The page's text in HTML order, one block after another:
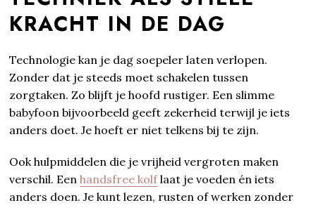
KRACHT IN DE DAG
Technologie kan je dag soepeler laten verlopen.
Zonder dat je steeds moet schakelen tussen
zorgtaken. Zo blijft je hoofd rustiger. Een slimme
babyfoon bijvoorbeeld geeft zekerheid terwijl je iets
anders doet. Je hoeft er niet telkens bij te zijn.
Ook hulpmiddelen die je vrijheid vergroten maken
verschil. Eenhandsfree kolflaat je voeden én iets
anders doen. Je kunt lezen, rusten of werken zonder